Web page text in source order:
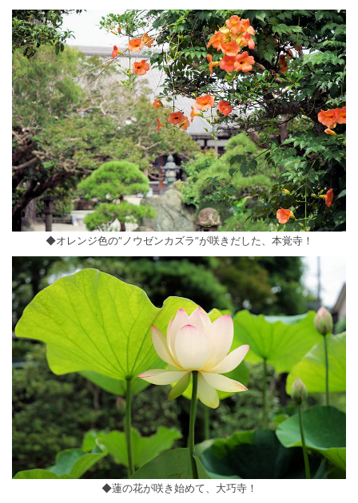
◆オレンジ色の”ノウゼンカズラ”が咲きだした、本覚寺！
◆蓮の花が咲き始めて、大巧寺！